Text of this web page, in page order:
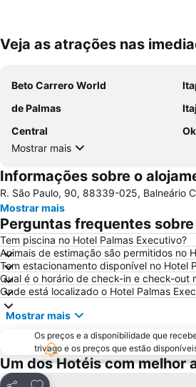
Veja as atrações nas
Beto Carrero World
de Palmas
Central
Mostrar mais
Informações sobre o
R. São Paulo, 90, 88339-025, Balneário
Mostrar mais
Perguntas frequentes
Tem piscina no Hotel Palmas Executivo?
Animais de estimação são permitidos no
Tem estacionamento disponível no Hotel
Qual é o horário de check-in e check-out
Onde está localizado o Hotel Palmas
Mostrar mais
Os preços e a disponibilidade que
trivago e os preços que estão
Um dos Hotéis com melhor
Adicionar aos favoritos